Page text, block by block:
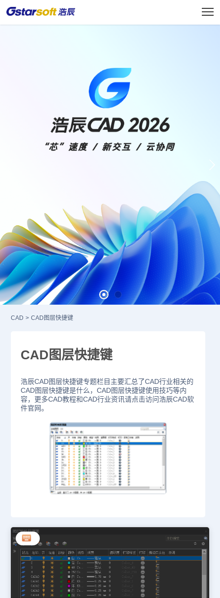
CAD > CAD图层快捷键
CAD图层快捷键
浩辰CAD图层快捷键专题栏目主要汇总了CAD行业相关的
CAD图层快捷键是什么，CAD图层快捷键使用技巧等内
容，更多CAD教程和CAD行业资讯请点击访问浩辰CAD软
件官网。